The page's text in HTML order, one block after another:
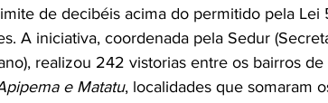
de decibéis acima do permitido pela
A iniciativa, coordenada pela Sedur
realizou 242 vistorias entre os bairros de
e Matatu, localidades que somaram